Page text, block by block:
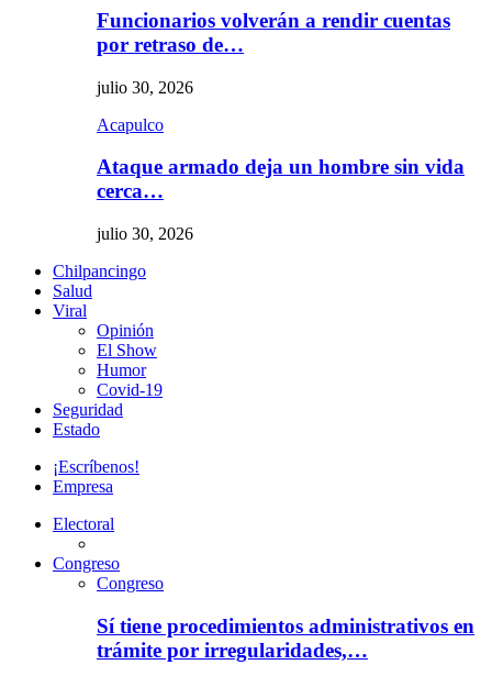
Funcionarios volverán a rendir cuentas
por retraso de…
julio 30, 2026
Acapulco
Ataque armado deja un hombre sin vida
cerca…
julio 30, 2026
Chilpancingo
Salud
Viral
Opinión
El Show
Humor
Covid-19
Seguridad
Estado
¡Escríbenos!
Empresa
Electoral
Congreso
Congreso
Sí tiene procedimientos administrativos en
trámite por irregularidades,…